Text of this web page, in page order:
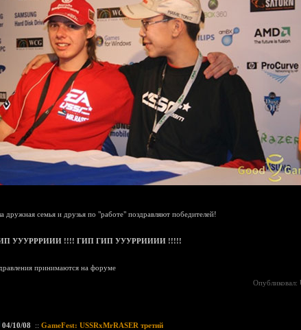
дружная семья и друзья по "работе" поздравляют победителей!
УУУРРРИИИ !!!! ГИП ГИП УУУРРИИИИ !!!!!
принимаются на форуме
Опубликовал:
04/10/08 :: GameFest: USSRxMrRASER третий